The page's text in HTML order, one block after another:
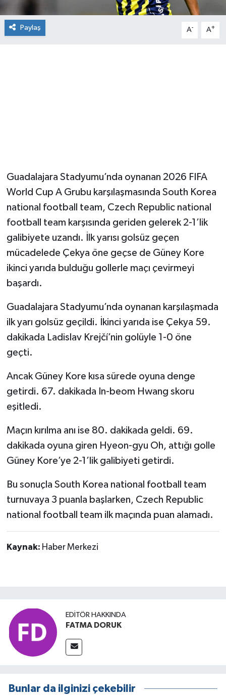
Paylaş A- A+
Guadalajara Stadyumu’nda oynanan 2026 FIFA
World Cup A Grubu karşılaşmasında South Korea
national football team, Czech Republic national
football team karşısında geriden gelerek 2-1’lik
galibiyete uzandı. İlk yarısı golsüz geçen
mücadelede Çekya öne geçse de Güney Kore
ikinci yarıda bulduğu gollerle maçı çevirmeyi
başardı.
Guadalajara Stadyumu’nda oynanan karşılaşmada
ilk yarı golsüz geçildi. İkinci yarıda ise Çekya 59.
dakikada Ladislav Krejčí’nin golüyle 1-0 öne
geçti.
Ancak Güney Kore kısa sürede oyuna denge
getirdi. 67. dakikada In-beom Hwang skoru
eşitledi.
Maçın kırılma anı ise 80. dakikada geldi. 69.
dakikada oyuna giren Hyeon-gyu Oh, attığı golle
Güney Kore’ye 2-1’lik galibiyeti getirdi.
Bu sonuçla South Korea national football team
turnuvaya 3 puanla başlarken, Czech Republic
national football team ilk maçında puan alamadı.
Kaynak: Haber Merkezi
EDITÖR HAKKINDA
FATMA DORUK
Bunlar da ilginizi çekebilir